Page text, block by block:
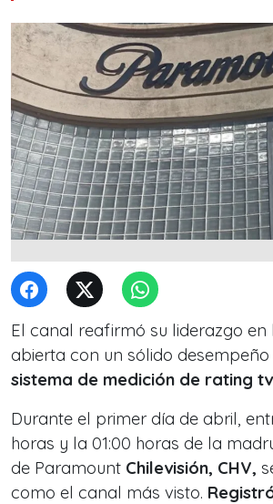
El canal reafirmó su liderazgo en
abierta con un sólido desempeño
sistema de medición de rating
Durante el primer día de abril,
horas y la 01:00 horas de la
de Paramount Chilevisión, CHV,
como el canal más visto.